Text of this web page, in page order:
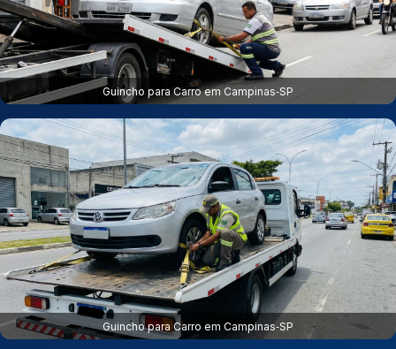
Guincho para Carro em Campinas‑SP
Guincho para Carro em Campinas‑SP